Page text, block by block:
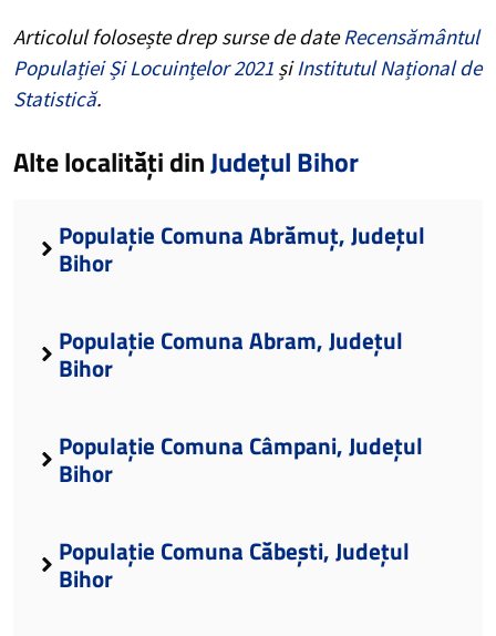
Articolul folosește drep surse de dateRecensământul
Populației Și Locuințelor 2021 șiInstitutul Național de
Statistică.
Alte localități dinJudețul Bihor
Populație Comuna Abrămuț, Județul
Bihor
Populație Comuna Abram, Județul
Bihor
Populație Comuna Câmpani, Județul
Bihor
Populație Comuna Căbești, Județul
Bihor